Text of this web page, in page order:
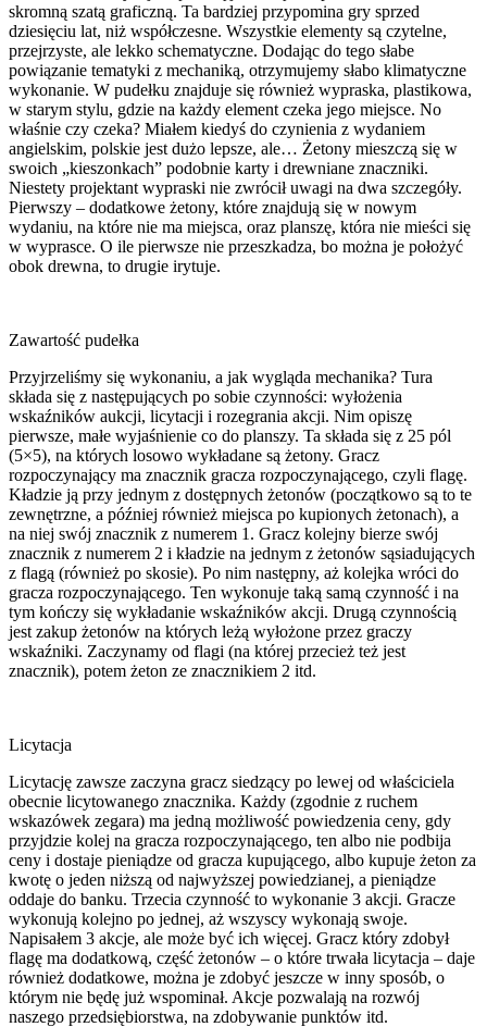
skromną szatą graficzną. Ta bardziej przypomina gry sprzed
dziesięciu lat, niż współczesne. Wszystkie elementy są czytelne,
przejrzyste, ale lekko schematyczne. Dodając do tego słabe
powiązanie tematyki z mechaniką, otrzymujemy słabo klimatyczne
wykonanie. W pudełku znajduje się również wypraska, plastikowa,
w starym stylu, gdzie na każdy element czeka jego miejsce. No
właśnie czy czeka? Miałem kiedyś do czynienia z wydaniem
angielskim, polskie jest dużo lepsze, ale… Żetony mieszczą się w
swoich „kieszonkach” podobnie karty i drewniane znaczniki.
Niestety projektant wypraski nie zwrócił uwagi na dwa szczegóły.
Pierwszy – dodatkowe żetony, które znajdują się w nowym
wydaniu, na które nie ma miejsca, oraz planszę, która nie mieści się
w wyprasce. O ile pierwsze nie przeszkadza, bo można je położyć
obok drewna, to drugie irytuje.
Zawartość pudełka
Przyjrzeliśmy się wykonaniu, a jak wygląda mechanika? Tura
składa się z następujących po sobie czynności: wyłożenia
wskaźników aukcji, licytacji i rozegrania akcji. Nim opiszę
pierwsze, małe wyjaśnienie co do planszy. Ta składa się z 25 pól
(5×5), na których losowo wykładane są żetony. Gracz
rozpoczynający ma znacznik gracza rozpoczynającego, czyli flagę.
Kładzie ją przy jednym z dostępnych żetonów (początkowo są to te
zewnętrzne, a później również miejsca po kupionych żetonach), a
na niej swój znacznik z numerem 1. Gracz kolejny bierze swój
znacznik z numerem 2 i kładzie na jednym z żetonów sąsiadujących
z flagą (również po skosie). Po nim następny, aż kolejka wróci do
gracza rozpoczynającego. Ten wykonuje taką samą czynność i na
tym kończy się wykładanie wskaźników akcji. Drugą czynnością
jest zakup żetonów na których leżą wyłożone przez graczy
wskaźniki. Zaczynamy od flagi (na której przecież też jest
znacznik), potem żeton ze znacznikiem 2 itd.
Licytacja
Licytację zawsze zaczyna gracz siedzący po lewej od właściciela
obecnie licytowanego znacznika. Każdy (zgodnie z ruchem
wskazówek zegara) ma jedną możliwość powiedzenia ceny, gdy
przyjdzie kolej na gracza rozpoczynającego, ten albo nie podbija
ceny i dostaje pieniądze od gracza kupującego, albo kupuje żeton za
kwotę o jeden niższą od najwyższej powiedzianej, a pieniądze
oddaje do banku. Trzecia czynność to wykonanie 3 akcji. Gracze
wykonują kolejno po jednej, aż wszyscy wykonają swoje.
Napisałem 3 akcje, ale może być ich więcej. Gracz który zdobył
flagę ma dodatkową, część żetonów – o które trwała licytacja – daje
również dodatkowe, można je zdobyć jeszcze w inny sposób, o
którym nie będę już wspominał. Akcje pozwalają na rozwój
naszego przedsiębiorstwa, na zdobywanie punktów itd.